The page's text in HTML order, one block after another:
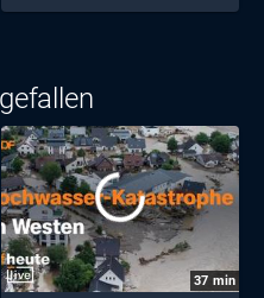
37 min